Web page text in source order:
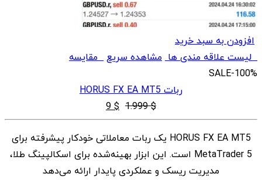
افزودن به سبد خرید
لیست علاقه مندی ها مشاهده سریعمقایسه
SALE-100%
ربات HORUS FX EA MT5
$
1.999
قیمت
اصلی
$ 1.999
بود.
$
9 قیمت
فعلی
$ 9
است.
HORUS FX EA MT5 یک ربات معاملاتی خودکار پیشرفته برای
MetaTrader 5 است. این ابزار بهینه‌شده برای اسکالپینگ طلا،
مدیریت ریسک و عملکردی پایدار ارائه می‌دهد